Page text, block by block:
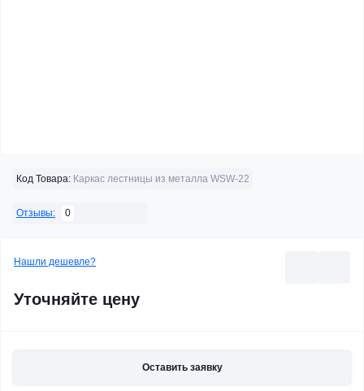
Код Товара: Каркас лестницы из металла WSW-22
Отзывы: 0
Нашли дешевле?
Уточняйте цену
Оставить заявку